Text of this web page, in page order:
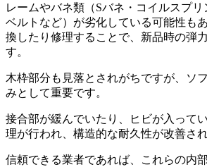
レームやバネ類（Sバネ・コイルスプ
ベルトなど）が劣化している可能性も
換したり修理することで、新品時の弾
す。
木枠部分も見落とされがちですが、ソ
みとして重要です。
接合部が緩んでいたり、ヒビが入って
理が行われ、構造的な耐久性が改善され
信頼できる業者であれば、これらの内